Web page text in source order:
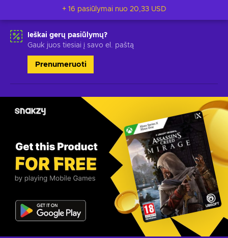
+ 16 pasiūlymai nuo 20,33 USD
Ieškai gerų pasiūlymų?
Gauk juos tiesiai į savo el. paštą
Prenumeruoti